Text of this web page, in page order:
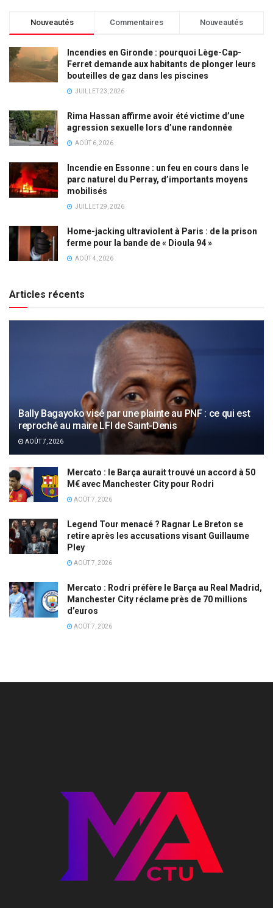
Nouveautés Commentaires Nouveautés
Incendies en Gironde : pourquoi Lège-Cap-
Ferret demande aux habitants de plonger leurs
bouteilles de gaz dans les piscines
JUILLET 23, 2026
Rima Hassan affirme avoir été victime d’une
agression sexuelle lors d’une randonnée
AOÛT 6, 2026
Incendie en Essonne : un feu en cours dans le
parc naturel du Perray, d’importants moyens
mobilisés
JUILLET 29, 2026
Home-jacking ultraviolent à Paris : de la prison
ferme pour la bande de « Dioula 94 »
AOÛT 4, 2026
Articles récents
Bally Bagayoko visé par une plainte au PNF : ce qui est
reproché au maire LFI de Saint-Denis
AOÛT 7, 2026
Mercato : le Barça aurait trouvé un accord à 50
M€ avec Manchester City pour Rodri
AOÛT 7, 2026
Legend Tour menacé ? Ragnar Le Breton se
retire après les accusations visant Guillaume
Pley
AOÛT 7, 2026
Mercato : Rodri préfère le Barça au Real Madrid,
Manchester City réclame près de 70 millions
d’euros
AOÛT 7, 2026